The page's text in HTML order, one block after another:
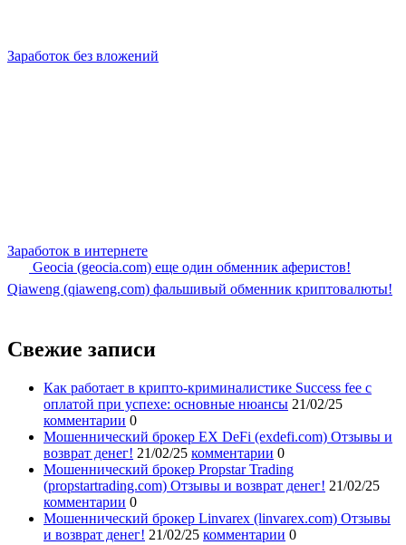
Заработок без вложений
Заработок в интернете
Geocia (geocia.com) еще один обменник аферистов!
Qiaweng (qiaweng.com) фальшивый обменник криптовалюты!
Свежие записи
Как работает в крипто-криминалистике Success fee с
оплатой при успехе: основные нюансы 21/02/25
комментарии 0
Мошеннический брокер EX DeFi (exdefi.com) Отзывы и
возврат денег! 21/02/25 комментарии 0
Мошеннический брокер Propstar Trading
(propstartrading.com) Отзывы и возврат денег! 21/02/25
комментарии 0
Мошеннический брокер Linvarex (linvarex.com) Отзывы
и возврат денег! 21/02/25 комментарии 0